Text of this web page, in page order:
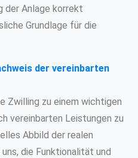
der Anlage korrekt
Grundlage für die
der vereinbarten
Zwilling zu einem wichtigen
vereinbarten Leistungen zu
Abbild der realen
die Funktionalität und